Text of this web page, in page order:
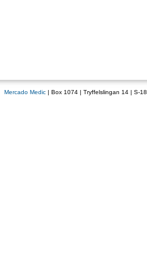
Mercado Medic| Box 1074 | Tryffelslingan 14 | S-